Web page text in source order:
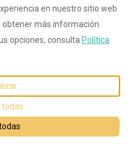
8042431
2026Villa Angelina Garda
los derechos
- Powered
Lodgify
en nuestro sitio web
obtener más información
opciones, consulta Política
todas